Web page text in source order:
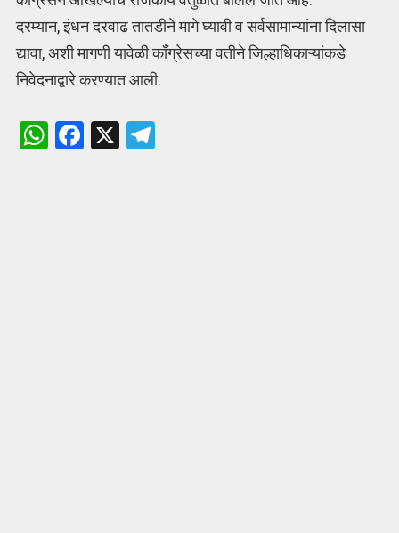
दरम्यान, इंधन दरवाढ तातडीने मागे घ्यावी व सर्वसामान्यांना दिलासा
द्यावा, अशी मागणी यावेळी काँग्रेसच्या वतीने जिल्हाधिकाऱ्यांकडे
निवेदनाद्वारे करण्यात आली.
W F X T